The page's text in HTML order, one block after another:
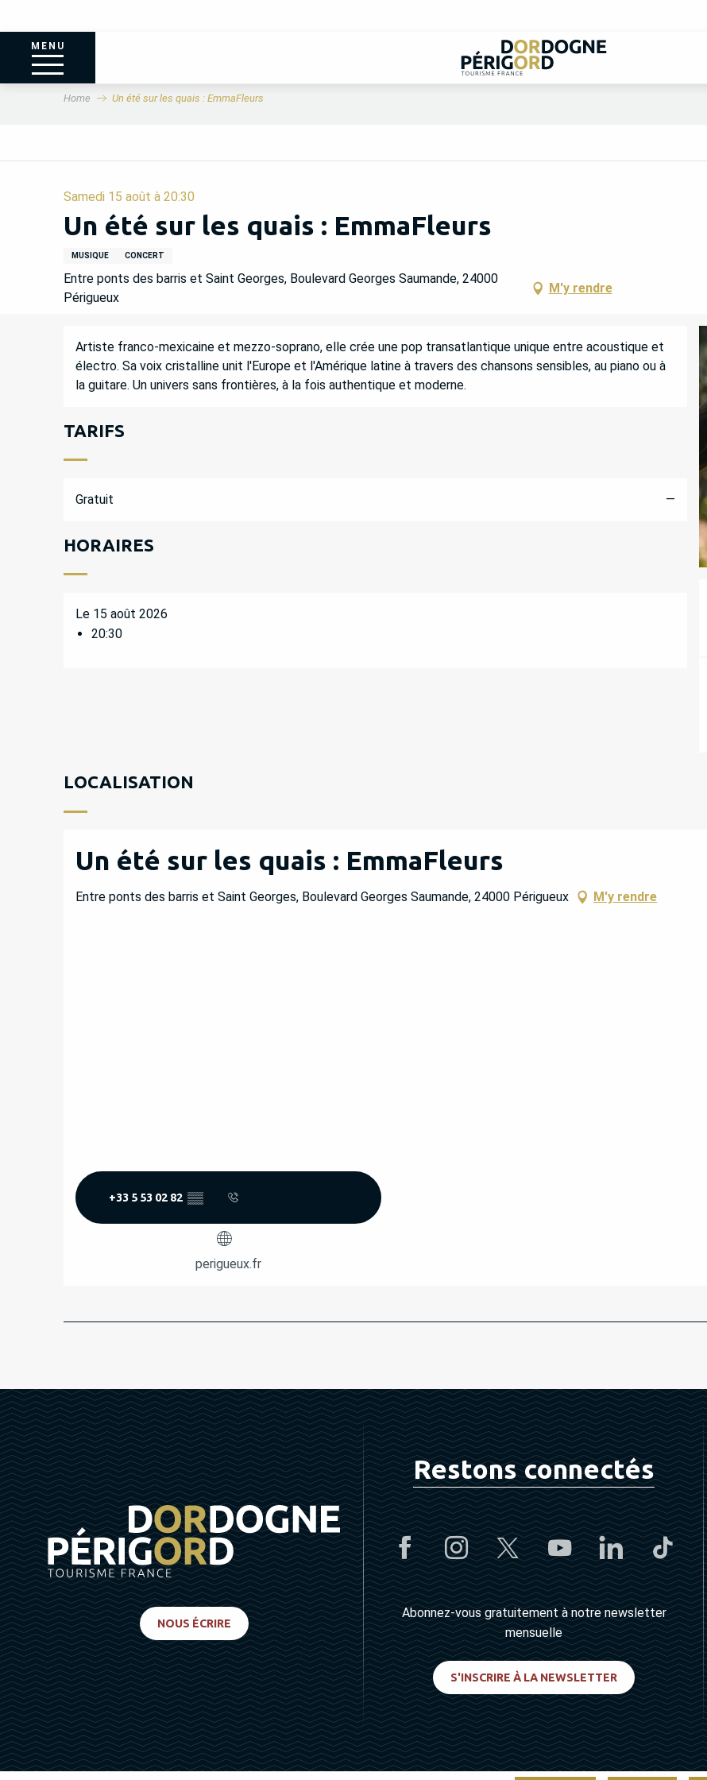
MENU
Home Un été sur les quais : EmmaFleurs
Samedi 15 août à 20:30
Un été sur les quais : EmmaFleurs
MUSIQUE CONCERT
Entre ponts des barris et Saint Georges, Boulevard Georges Saumande, 24000
Périgueux
M'y rendre
DESCRIPTION
Artiste franco-mexicaine et mezzo-soprano, elle crée une pop transatlantique unique entre acoustique et
électro. Sa voix cristalline unit l'Europe et l'Amérique latine à travers des chansons sensibles, au piano ou à
la guitare. Un univers sans frontières, à la fois authentique et moderne.
TARIFS
Gratuit —
HORAIRES
Le 15 août 2026
20:30
LOCALISATION
Un été sur les quais : EmmaFleurs
Entre ponts des barris et Saint Georges, Boulevard Georges Saumande, 24000 Périgueux M'y rendre
+33 5 53 02 82 ▒▒
perigueux.fr
NOUS ÉCRIRE
Restons connectés
Abonnez-vous gratuitement à notre newsletter
mensuelle
S'INSCRIRE À LA NEWSLETTER